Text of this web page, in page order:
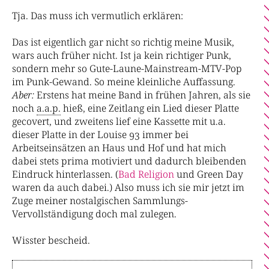
Tja. Das muss ich vermutlich erklären:
Das ist eigentlich gar nicht so richtig meine Musik,
wars auch früher nicht. Ist ja kein richtiger Punk,
sondern mehr so Gute-Laune-Mainstream-MTV-Pop
im Punk-Gewand. So meine kleinliche Auffassung.
Aber:Erstens hat meine Band in frühen Jahren, als sie
nocha.a.p. hieß, eine Zeitlang ein Lied dieser Platte
gecovert, und zweitens lief eine Kassette mit u.a.
dieser Platte in der Louise 93 immer bei
Arbeitseinsätzen an Haus und Hof und hat mich
dabei stets prima motiviert und dadurch bleibenden
Eindruck hinterlassen. (BadReligionund Green Day
waren da auch dabei.) Also muss ich sie mir jetzt im
Zuge meiner nostalgischen Sammlungs-
Vervollständigung doch mal zulegen.
Wisster bescheid.